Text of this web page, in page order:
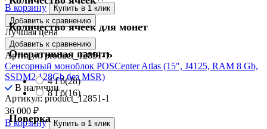
Количество ячеек для монет
Оперативная память
4 Гб(28)
8 Гб(16)
Поверка
В корзину
Купить в 1 клик
Добавить к сравнению
Лучшая цена
Добавить к сравнению
Артикул: product_12851-1
Сенсорный моноблок POSCenter Atlas (15″, J4125, RAM 8 Gb,
SSDM2 128Gb без MSR)
В наличии
Артикул: product_12851-1
36 000 ₽
В корзину
Купить в 1 клик